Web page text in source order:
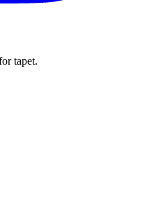
tapet.